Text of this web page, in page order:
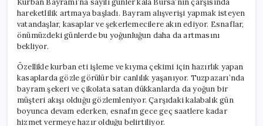
Tüm
Hızıyla
Devam
Ediyor
hareketlilik artmaya başladı. Bayram alışverişi yapmak isteyen
vatandaşlar, kasaplar ve şekerlemecilere akın ediyor. Esnaflar,
önümüzdeki günlerde bu yoğunluğun daha da artmasını
bekliyor.
Özellikle kurban eti işleme ve kıyma çekimi için hazırlık yapan
kasaplarda gözle görülür bir canlılık yaşanıyor. Tuzpazarı’nda
bayram şekeri ve çikolata satan dükkanlarda da yoğun bir
müşteri akışı olduğu gözlemleniyor. Çarşıdaki kalabalık gün
boyunca devam ederken, esnafın gece geç saatlere kadar
hizmet vermeye hazır olduğu belirtiliyor.